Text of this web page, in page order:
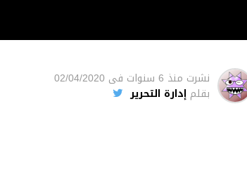
نشرت منذ 6 سنوات فى 02/04/2020
بقلم إدارة التحرير